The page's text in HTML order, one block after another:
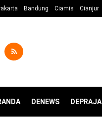
Bandung Ciamis Cianjur
DENEWS DEPRAJA